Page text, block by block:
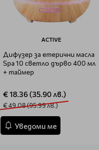
ACTIVE
Дифузер за етерични масла
Spa 10 светло дърво 400 мл
+ таймер
€ 18.36 (35.90 лв.)
€ 49.08 (95.99 лв.)
Уведоми ме